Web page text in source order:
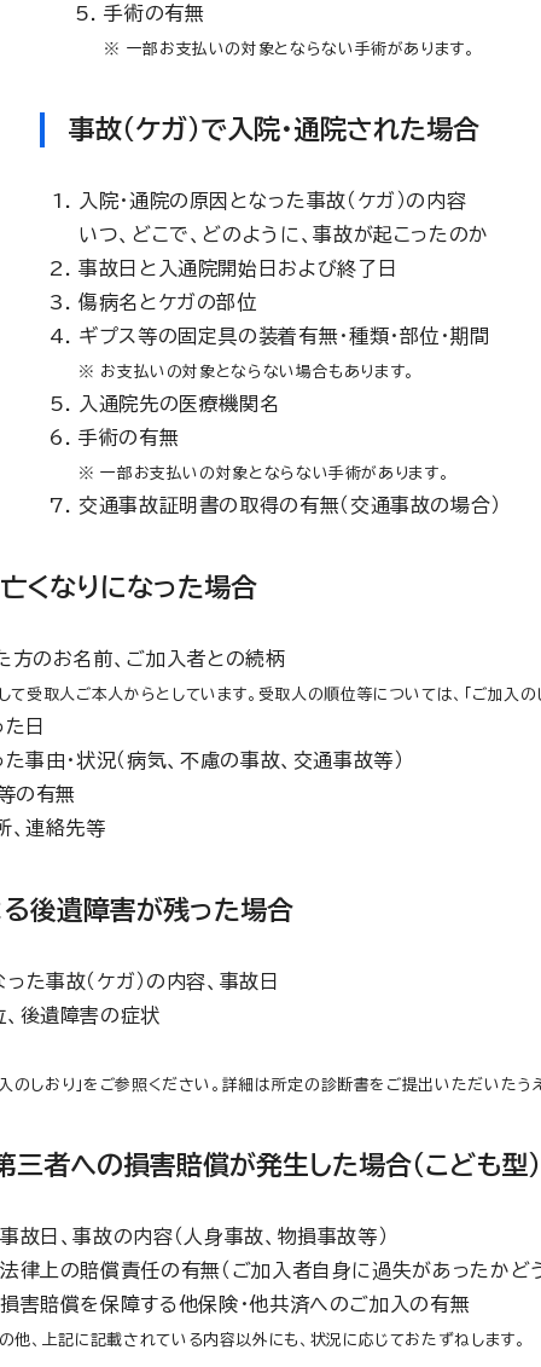
手術の有無
※ 一部お支払いの対象とならない手術があります。
事故（ケガ）で入院・通院された場合
入院・通院の原因となった事故（ケガ）の内容
いつ、どこで、どのように、事故が起こったのか
事故日と入通院開始日および終了日
傷病名とケガの部位
ギプス等の固定具の装着有無・種類・部位・期間
※ お支払いの対象とならない場合もあります。
入通院先の医療機関名
手術の有無
※ 一部お支払いの対象とならない手術があります。
交通事故証明書の取得の有無（交通事故の場合）
くなりになった場合
方のお名前、ご加入者との続柄
受取人ご本人からとしています。受取人の順位等については、「ご加入の
日
事由・状況（病気、不慮の事故、交通事故等）
の有無
、連絡先等
る後遺障害が残った場合
た事故（ケガ）の内容、事故日
後遺障害の症状
のしおり」をご参照ください。詳細は所定の診断書をご提出いただいたう
三者への損害賠償が発生した場合（こども型）
事故日、事故の内容（人身事故、物損事故等）
法律上の賠償責任の有無（ご加入者自身に過失があったかど
損害賠償を保障する他保険・他共済へのご加入の有無
他、上記に記載されている内容以外にも、状況に応じておたずねします。